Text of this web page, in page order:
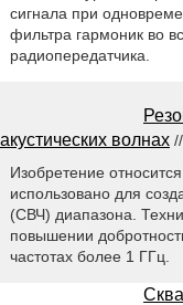
сигнала при
фильтра гармоник во
радиопередатчика.
акустических волнах
Изобретение
использовано для
(СВЧ) диапазона.
повышении
частотах более 1 ГГц.